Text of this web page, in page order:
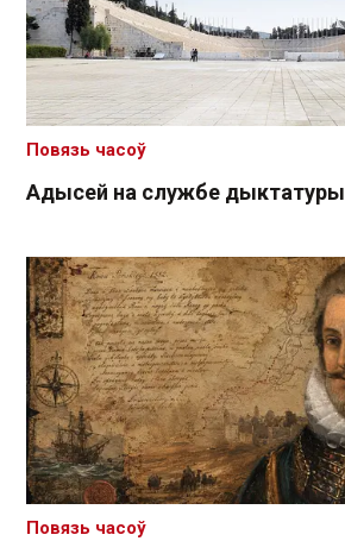
Адысей на службе дыктатуры
Повязь часоў
Повязь часоў